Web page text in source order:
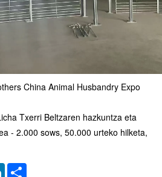
China Animal Husbandry Expo
Txerri Beltzaren hazkuntza eta
- 2.000 sows, 50.000 urteko hilketa,
LinkedIn